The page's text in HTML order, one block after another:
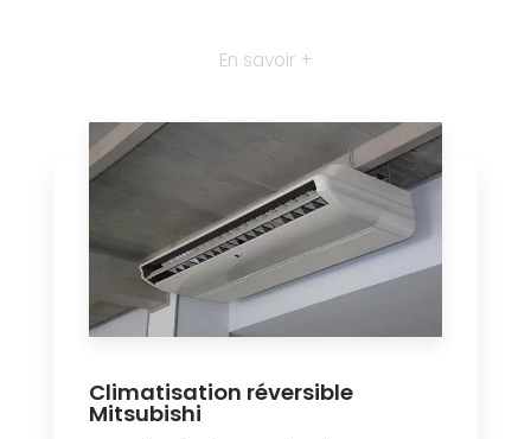
En savoir +
Climatisation réversible
Mitsubishi